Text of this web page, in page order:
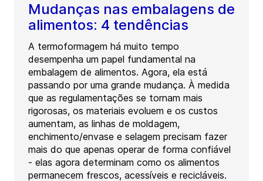
Mudanças nas embalagens de
alimentos: 4 tendências
A termoformagem há muito tempo
desempenha um papel fundamental na
embalagem de alimentos. Agora, ela está
passando por uma grande mudança. À medida
que as regulamentações se tornam mais
rigorosas, os materiais evoluem e os custos
aumentam, as linhas de moldagem,
enchimento/envase e selagem precisam fazer
mais do que apenas operar de forma confiável
- elas agora determinam como os alimentos
permanecem frescos, acessíveis e recicláveis.